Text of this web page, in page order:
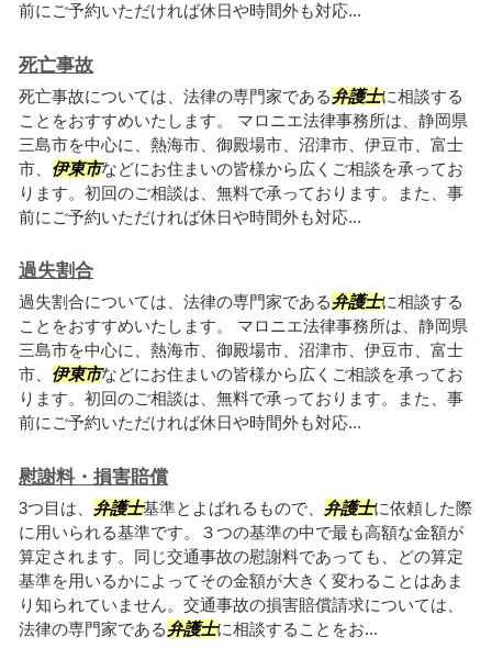
前にご予約いただければ休日や時間外も対応...
死亡事故
死亡事故については、法律の専門家である弁護士に相談する
ことをおすすめいたします。 マロニエ法律事務所は、静岡県
三島市を中心に、熱海市、御殿場市、沼津市、伊豆市、富士
市、 伊東市などにお住まいの皆様から広くご相談を承ってお
ります。初回のご相談は、無料で承っております。また、事
前にご予約いただければ休日や時間外も対応...
過失割合
過失割合については、法律の専門家である弁護士に相談する
ことをおすすめいたします。 マロニエ法律事務所は、静岡県
三島市を中心に、熱海市、御殿場市、沼津市、伊豆市、富士
市、 伊東市などにお住まいの皆様から広くご相談を承ってお
ります。初回のご相談は、無料で承っております。また、事
前にご予約いただければ休日や時間外も対応...
慰謝料・損害賠償
3つ目は、 弁護士基準とよばれるもので、 弁護士に依頼した際
に用いられる基準です。３つの基準の中で最も高額な金額が
算定されます。同じ交通事故の慰謝料であっても、どの算定
基準を用いるかによってその金額が大きく変わることはあま
り知られていません。交通事故の損害賠償請求については、
法律の専門家である弁護士に相談することをお...